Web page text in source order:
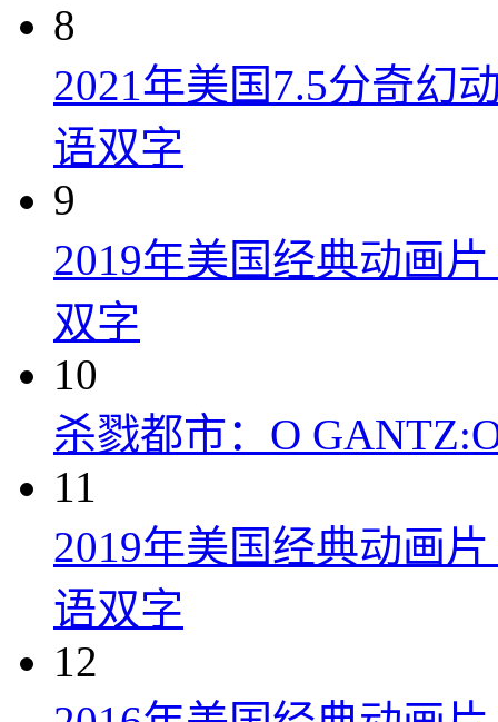
8
2021年美国7.5分奇幻
语双字
9
2019年美国经典动画
双字
10
杀戮都市：O
11
2019年美国经典动画
语双字
12